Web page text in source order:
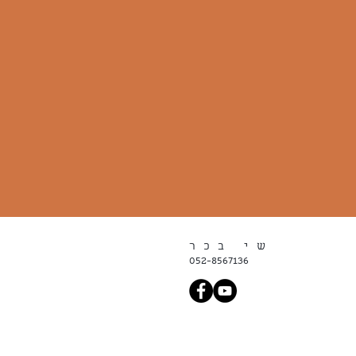
שי בכר
052-8567136